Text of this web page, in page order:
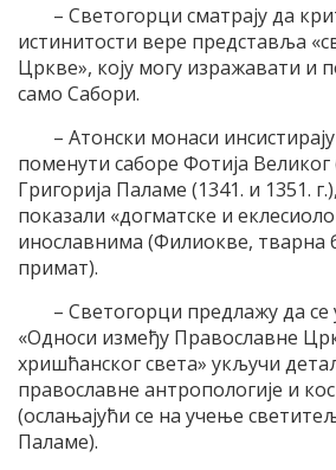
– Светогорци сматрају да
истинитости вере представља
Цркве», коју могу изражавати и
само Сабори.
– Атонски монаси
поменути саборе Фотија Великог
Григорија Паламе (1341. и 1351. г.),
показали «догматске и
инославнима (Филиокве, тварна
примат).
– Светогорци предлажу да се
«Односи између Православне
хришћанског света» укључи
православне антропологије и
(ослањајући се на учење
Паламе).